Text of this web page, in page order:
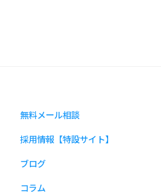
無料メール相談
採用情報【特設サイト】
ブログ
コラム